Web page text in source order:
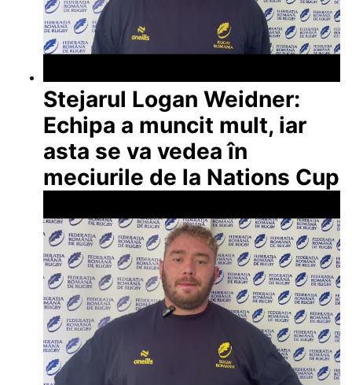
Stejarul Logan Weidner:
Echipa a muncit mult, iar
asta se va vedea în
meciurile de la Nations Cup